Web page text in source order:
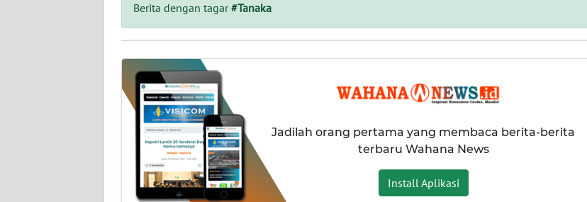
Berita dengan tagar#Tanaka
Jadilah orang pertama yang membaca berita-berita
terbaru Wahana News
Install Aplikasi